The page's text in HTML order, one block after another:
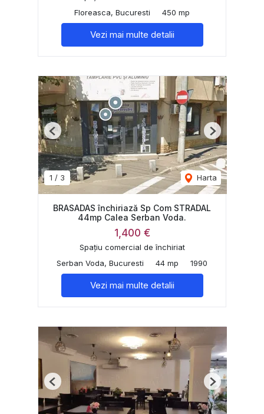
Floreasca, Bucuresti
450 mp
Vezi mai multe detalii
1 / 3 Harta
Previous Next
BRASADAS închiriază Sp Com STRADAL
44mp Calea Serban Voda.
1,400 €
Spațiu comercial de închiriat
Serban Voda, Bucuresti
44 mp 1990
Vezi mai multe detalii
Previous Next